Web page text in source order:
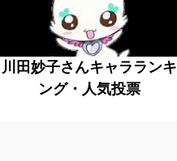
川田妙子さんキャラランキ
ング・人気投票